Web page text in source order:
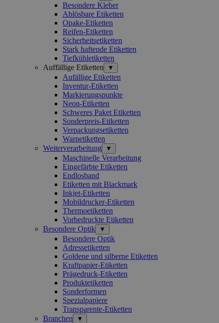
Besondere Kleber
Ablösbare Etiketten
Opake-Etiketten
Reifen-Etiketten
Sicherheitsetiketten
Stark haftende Etiketten
Tiefkühletiketten
Auffällige Etiketten
▼
Aufällige Etiketten
Inventur-Etiketten
Markierungspunkte
Neon-Etiketten
Schweres Paket Etiketten
Sonderpreis-Etiketten
Verpackungsetiketten
Warnetiketten
Weiterverarbeitung
▼
Maschinelle Verarbeitung
Eingefärbte Etiketten
Endlosband
Etiketten mit Blackmark
Inkjet-Etiketten
Mobildrucker-Etiketten
Thermoetiketten
Vorbedruckte Etiketten
Besondere Optik
▼
Besondere Optik
Adressetiketten
Goldene und silberne Etiketten
Kraftpapier-Etiketten
Prägedruck-Etiketten
Produktetiketten
Sonderformen
Spezialpapiere
Transparente-Etiketten
Branchen
▼